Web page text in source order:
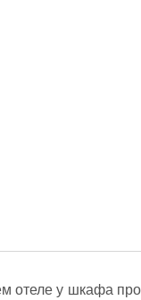
отеле у шкафа